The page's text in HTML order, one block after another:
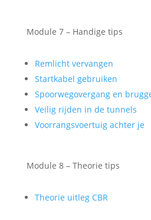
Module 7 – Handige tips
Remlicht vervangen
Startkabel gebruiken
Spoorwegovergang en
Veilig rijden in de tunnels
Voorrangsvoertuig achter je
Module 8 – Theorie tips
Theorie uitleg CBR